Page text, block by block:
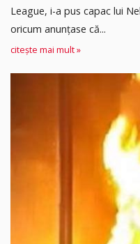
League, i-a pus capac lui
oricum anunțase că...
citește mai mult »